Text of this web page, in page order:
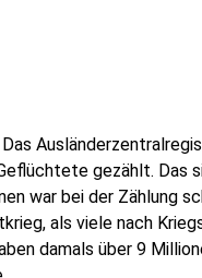
Das
gezählt. Das
war bei der Zählung
als viele nach
damals über 9